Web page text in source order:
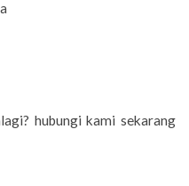
hubungi kami sekarang